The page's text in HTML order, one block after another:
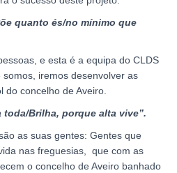
quanto és/no mínimo que
e esta é a equipa do CLDS
iremos desenvolver as
do concelho de Aveiro.
toda/Brilha, porque alta vive”.
as suas gentes: Gentes que
nas freguesias, que com as
o concelho de Aveiro banhado